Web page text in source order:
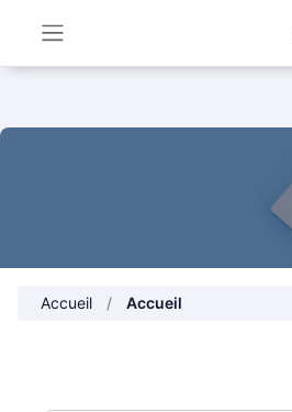
Accueil Accueil